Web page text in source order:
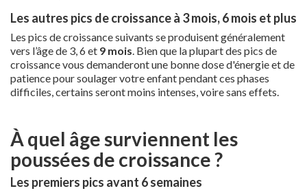
Les autres pics de croissance à 3 mois, 6 mois et plus
Les pics de croissance suivants se produisent généralement
vers l’âge de 3, 6 et 9 mois . Bien que la plupart des pics de
croissance vous demanderont une bonne dose d'énergie et de
patience pour soulager votre enfant pendant ces phases
difficiles, certains seront moins intenses, voire sans effets.
À quel âge surviennent les
poussées de croissance ?
Les premiers pics avant 6 semaines